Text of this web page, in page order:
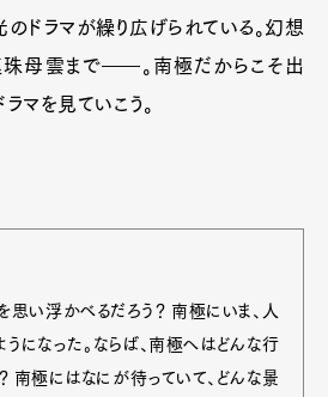
ドラマが繰り広げられている。幻想
珠母雲まで――。南極だからこそ出
マを見ていこう。
を思い浮かべるだろう？ 南極にいま、人
うになった。ならば、南極へはどんな行
南極にはなにが待っていて、どんな景